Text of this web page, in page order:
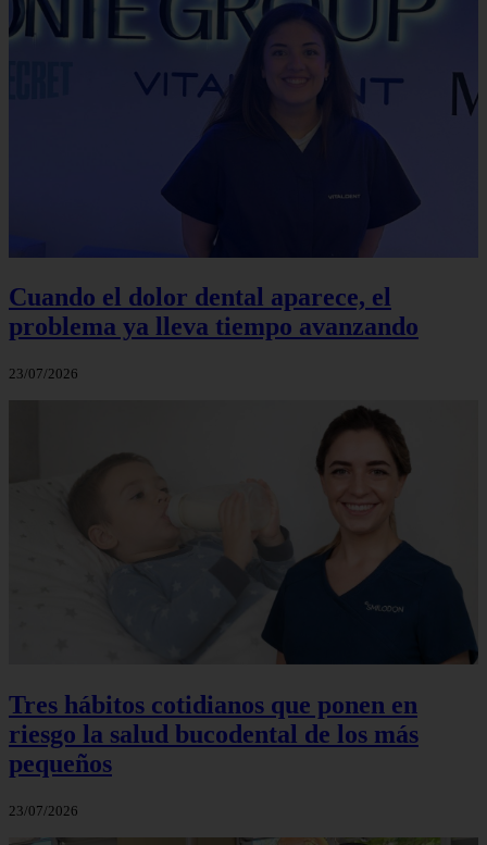
Cuando el dolor dental aparece, el
problema ya lleva tiempo avanzando
23/07/2026
Tres hábitos cotidianos que ponen en
riesgo la salud bucodental de los más
pequeños
23/07/2026